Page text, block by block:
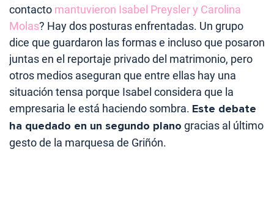
contacto mantuvieron Isabel Preysler y Carolina
Molas? Hay dos posturas enfrentadas. Un grupo
dice que guardaron las formas e incluso que posaron
juntas en el reportaje privado del matrimonio, pero
otros medios aseguran que entre ellas hay una
situación tensa porque Isabel considera que la
empresaria le está haciendo sombra. Este debate
ha quedado en un segundo plano gracias al último
gesto de la marquesa de Griñón.